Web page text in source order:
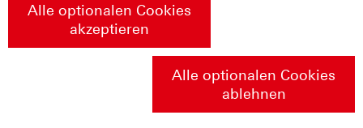
Alle optionalen Cookies
akzeptieren
Alle optionalen Cookies
ablehnen